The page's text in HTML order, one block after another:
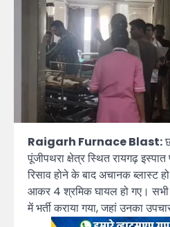
Raigarh Furnace Blast:
पूंजीपथरा क्षेत्र स्थित रायगढ़
रिसाव होने के बाद अचानक ब्लास्ट
आकर 4 श्रमिक घायल हो गए।
में भर्ती कराया गया, जहां उनका